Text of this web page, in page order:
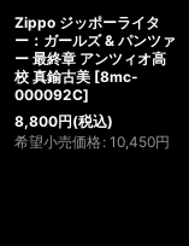
Zippo ジッポーライタ
ー：ガールズ & パンツァ
ー 最終章 アンツィオ高
校 真鍮古美 [8mc-
000092C]
8,800円(税込)
希望小売価格 : 10,450円